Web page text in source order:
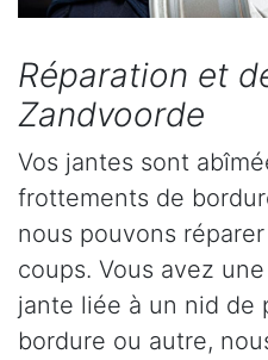
Réparation et
Zandvoorde
Vos jantes sont
frottements de
nous pouvons
coups. Vous avez
jante liée à un nid de
bordure ou autre,